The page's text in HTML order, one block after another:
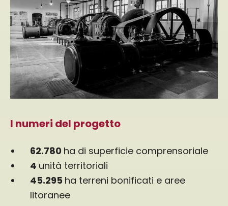
I numeri del progetto
62.780 ha di superficie comprensoriale
4 unità territoriali
45.295 ha terreni bonificati e aree
litoranee